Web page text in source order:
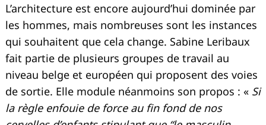
L’architecture est encore aujourd’hui dominée par
les hommes, mais nombreuses sont les instances
qui souhaitent que cela change. Sabine Leribaux
fait partie de plusieurs groupes de travail au
niveau belge et européen qui proposent des voies
de sortie. Elle module néanmoins son propos : « Si
la règle enfouie de force au fin fond de nos